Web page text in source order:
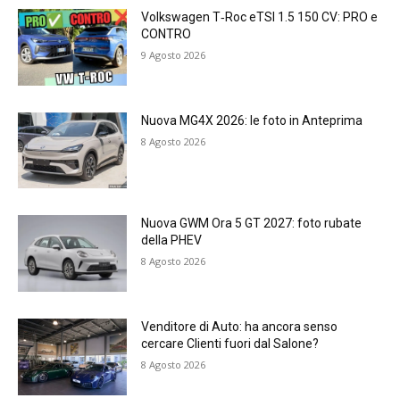
Volkswagen T‑Roc eTSI 1.5 150 CV: PRO e
CONTRO
9 Agosto 2026
Nuova MG4X 2026: le foto in Anteprima
8 Agosto 2026
Nuova GWM Ora 5 GT 2027: foto rubate
della PHEV
8 Agosto 2026
Venditore di Auto: ha ancora senso
cercare Clienti fuori dal Salone?
8 Agosto 2026